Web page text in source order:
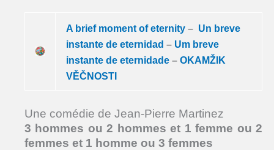
A brief moment of eternity – Un breve
instante de eternidad – Um breve
instante de eternidade – OKAMŽIK
VĚČNOSTI
Une comédie de Jean-Pierre Martinez
3 hommes ou 2 hommes et 1 femme ou 2
femmes et 1 homme ou 3 femmes